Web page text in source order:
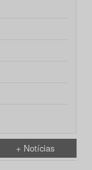
+ Notícias